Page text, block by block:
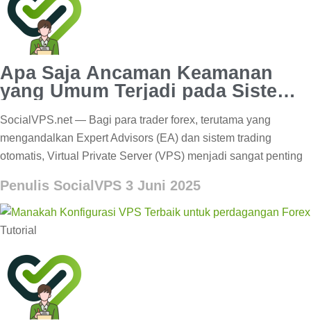
Apa Saja Ancaman Keamanan
yang Umum Terjadi pada Sistem
SocialVPS.net — Bagi para trader forex, terutama yang
mengandalkan Expert Advisors (EA) dan sistem trading
otomatis, Virtual Private Server (VPS) menjadi sangat penting
Penulis SocialVPS 3 Juni 2025
Tutorial